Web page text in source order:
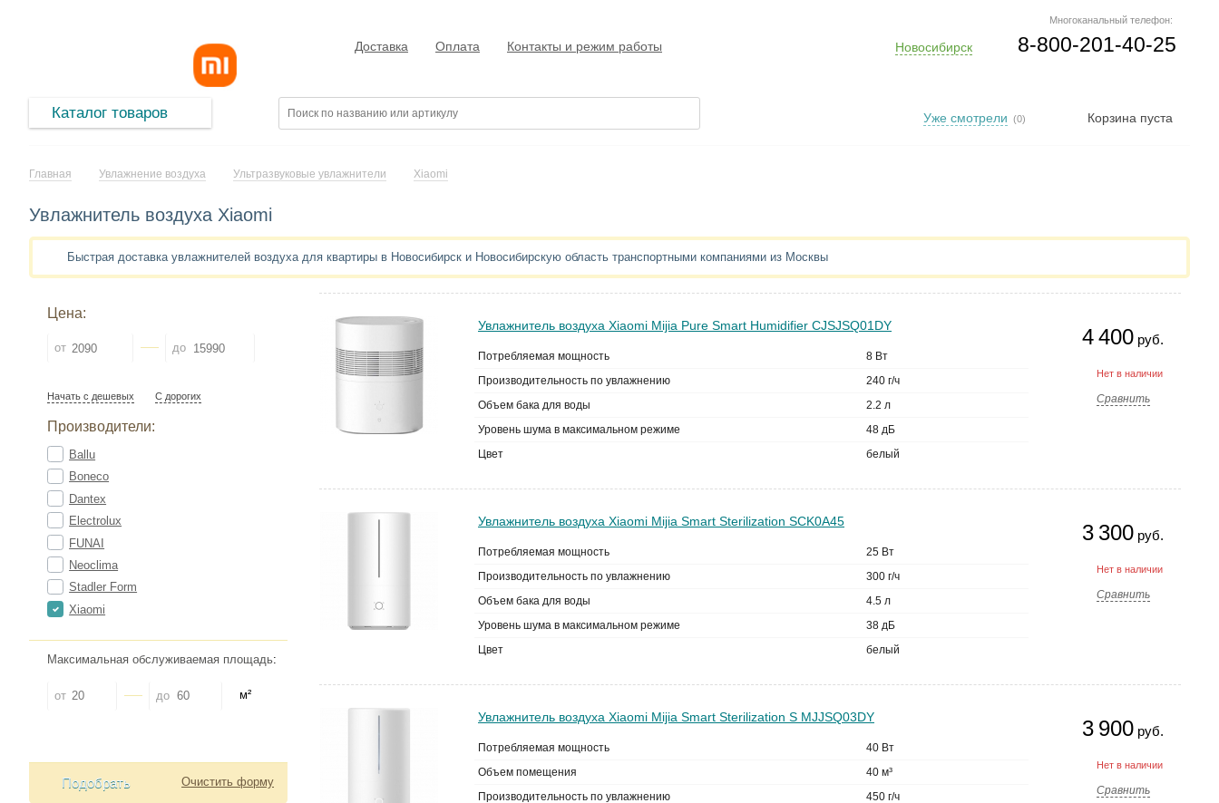
Многоканальный телефон:
8-800-201-40-25
Новосибирск
Доставка Оплата Контакты и режим работы
Каталог товаров Корзина пуста
Уже смотрели (0)
Главная Увлажнение воздуха Ультразвуковые увлажнители Xiaomi
Увлажнитель воздуха Xiaomi
Быстрая доставка увлажнителей воздуха для квартиры в Новосибирск и Новосибирскую область транспортными компаниями из Москвы
Цена:
от до
Начать с дешевых С дорогих
Производители:
Ballu
Boneco
Dantex
Electrolux
FUNAI
Neoclima
Stadler Form
Xiaomi
Максимальная обслуживаемая площадь:
от до м²
Очистить форму
Подобрать
4 400 руб.
Нет в наличии
Сравнить
Увлажнитель воздуха Xiaomi Mijia Pure Smart Humidifier CJSJSQ01DY
Потребляемая мощность
8 Вт
Производительность по увлажнению
240 г/ч
Объем бака для воды
2.2 л
Уровень шума в максимальном режиме
48 дБ
Цвет
белый
3 300 руб.
Нет в наличии
Сравнить
Увлажнитель воздуха Xiaomi Mijia Smart Sterilization SCK0A45
Потребляемая мощность
25 Вт
Производительность по увлажнению
300 г/ч
Объем бака для воды
4.5 л
Уровень шума в максимальном режиме
38 дБ
Цвет
белый
3 900 руб.
Нет в наличии
Сравнить
Увлажнитель воздуха Xiaomi Mijia Smart Sterilization S MJJSQ03DY
Потребляемая мощность
40 Вт
Объем помещения
40 м³
Производительность по увлажнению
450 г/ч